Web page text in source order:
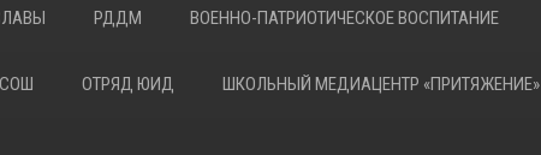
РДДМ ВОЕННО-ПАТРИОТИЧЕСКОЕ ВОСПИТАНИЕ
ОТРЯД ЮИД ШКОЛЬНЫЙ МЕДИАЦЕНТР «ПРИТЯЖЕНИЕ»